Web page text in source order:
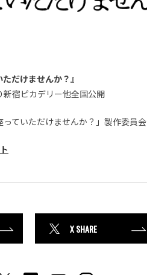
だけませんか？』
宿ピカデリー他全国公開
ていただけませんか？」製作委員会
X SHARE